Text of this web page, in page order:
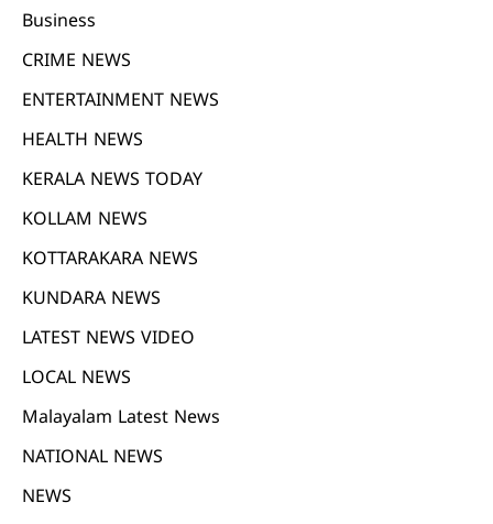
Business
CRIME NEWS
ENTERTAINMENT NEWS
HEALTH NEWS
KERALA NEWS TODAY
KOLLAM NEWS
KOTTARAKARA NEWS
KUNDARA NEWS
LATEST NEWS VIDEO
LOCAL NEWS
Malayalam Latest News
NATIONAL NEWS
NEWS